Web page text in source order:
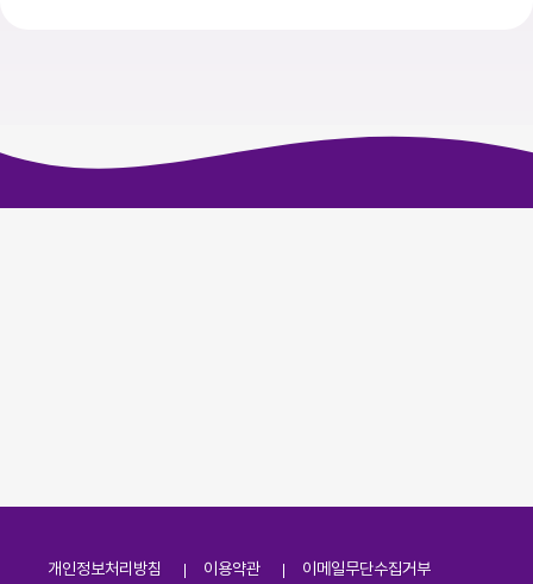
개인정보처리방침 이용약관 이메일무단수집거부